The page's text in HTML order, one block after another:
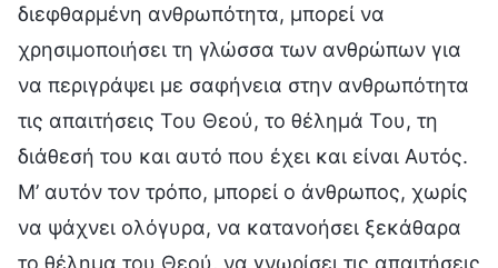
διεφθαρμένη ανθρωπότητα, μπορεί να
χρησιμοποιήσει τη γλώσσα των ανθρώπων για
να περιγράψει με σαφήνεια στην ανθρωπότητα
τις απαιτήσεις Του Θεού, το θέλημά Του, τη
διάθεσή του και αυτό που έχει και είναι Αυτός.
Μ’ αυτόν τον τρόπο, μπορεί ο άνθρωπος, χωρίς
να ψάχνει ολόγυρα, να κατανοήσει ξεκάθαρα
το θέλημα του Θεού, να γνωρίσει τις απαιτήσεις